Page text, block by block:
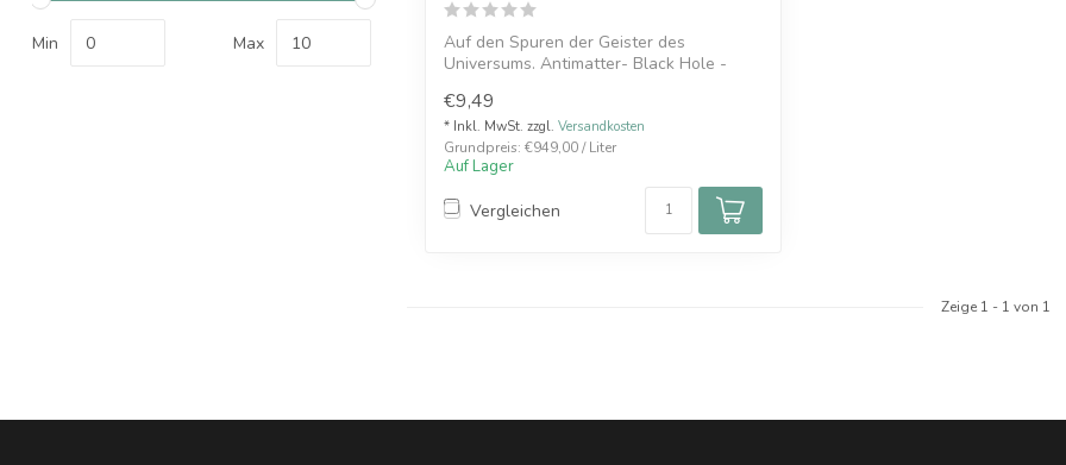
Min Max
Auf den Spuren der Geister des
Universums. Antimatter- Black Hole -
€9,49
* Inkl. MwSt. zzgl. Versandkosten
Grundpreis: €949,00 / Liter
Auf Lager
Vergleichen
Zeige 1 - 1 von 1